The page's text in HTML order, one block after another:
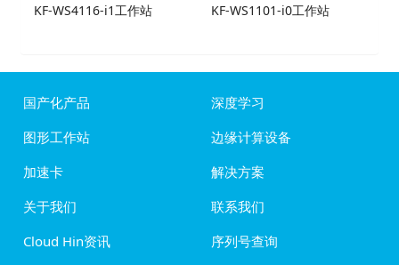
KF-WS4116-i1工作站 KF-WS1101-i0工作站
国产化产品
深度学习
图形工作站
边缘计算设备
加速卡
解决方案
关于我们
联系我们
Cloud Hin资讯
序列号查询